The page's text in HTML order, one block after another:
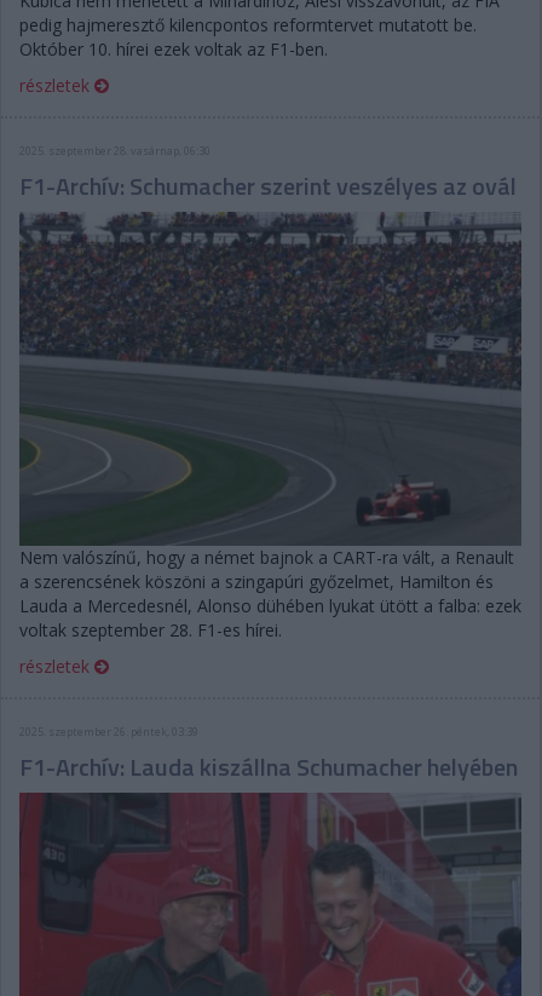
pedig hajmeresztő kilencpontos reformtervet mutatott be.
Október 10. hírei ezek voltak az F1-ben.
részletek
2025. szeptember 28. vasárnap, 06:30
F1-Archív: Schumacher szerint veszélyes az ovál
Nem valószínű, hogy a német bajnok a CART-ra vált, a Renault
a szerencsének köszöni a szingapúri győzelmet, Hamilton és
Lauda a Mercedesnél, Alonso dühében lyukat ütött a falba: ezek
voltak szeptember 28. F1-es hírei.
részletek
2025. szeptember 26. péntek, 03:39
F1-Archív: Lauda kiszállna Schumacher helyében